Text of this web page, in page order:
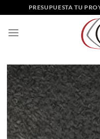
al
contenido
PRESUPUESTA TU